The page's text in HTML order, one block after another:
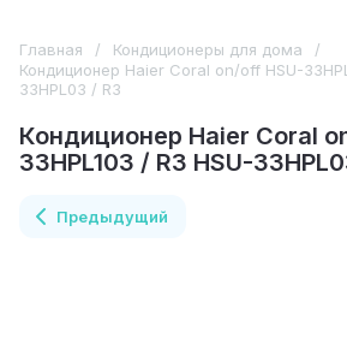
Главная / Кондиционеры для дома
/
Кондиционер Haier Coral on/off HSU-
33HPL03 / R3
Кондиционер Haier Coral
33HPL103 / R3 HSU-
Предыдущий